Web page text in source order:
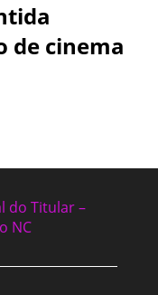
de cinema
do Titular –
NC